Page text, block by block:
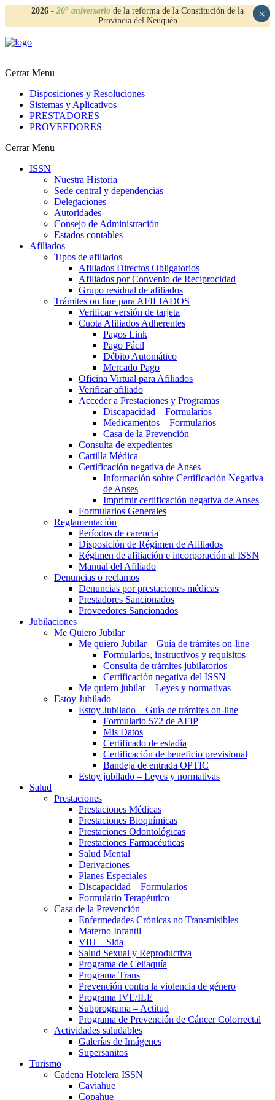
2026 - 20° aniversario de la reforma de la Constitución de la
Provincia del Neuquén
Cerrar Menu
Disposiciones y Resoluciones
Sistemas y Aplicativos
PRESTADORES
PROVEEDORES
Cerrar Menu
ISSN
Nuestra Historia
Sede central y dependencias
Delegaciones
Autoridades
Consejo de Administración
Estados contables
Afiliados
Tipos de afiliados
Afiliados Directos Obligatorios
Afiliados por Convenio de Reciprocidad
Grupo residual de afiliados
Trámites on line para AFILIADOS
Verificar versión de tarjeta
Cuota Afiliados Adherentes
Pagos Link
Pago Fácil
Débito Automático
Mercado Pago
Oficina Virtual para Afiliados
Verificar afiliado
Acceder a Prestaciones y Programas
Discapacidad – Formularios
Medicamentos – Formularios
Casa de la Prevención
Consulta de expedientes
Cartilla Médica
Certificación negativa de Anses
Información sobre Certificación Negativa
de Anses
Imprimir certificación negativa de Anses
Formularios Generales
Reglamentación
Períodos de carencia
Disposición de Régimen de Afiliados
Régimen de afiliación e incorporación al ISSN
Manual del Afiliado
Denuncias o reclamos
Denuncias por prestaciones médicas
Prestadores Sancionados
Proveedores Sancionados
Jubilaciones
Me Quiero Jubilar
Me quiero Jubilar – Guía de trámites on-line
Formularios, instructivos y requisitos
Consulta de trámites jubilatorios
Certificación negativa del ISSN
Me quiero jubilar – Leyes y normativas
Estoy Jubilado
Estoy Jubilado – Guía de trámites on-line
Formulario 572 de AFIP
Mis Datos
Certificado de estadía
Certificación de beneficio previsional
Bandeja de entrada OPTIC
Estoy jubilado – Leyes y normativas
Salud
Prestaciones
Prestaciones Médicas
Prestaciones Bioquímicas
Prestaciones Odontológicas
Prestaciones Farmacéuticas
Salud Mental
Derivaciones
Planes Especiales
Discapacidad – Formularios
Formulario Terapéutico
Casa de la Prevención
Enfermedades Crónicas no Transmisibles
Materno Infantil
VIH – Sida
Salud Sexual y Reproductiva
Programa de Celiaquía
Programa Trans
Prevención contra la violencia de género
Programa IVE/ILE
Subprograma – Actitud
Programa de Prevención de Cáncer Colorrectal
Actividades saludables
Galerías de Imágenes
Supersanitos
Turismo
Cadena Hotelera ISSN
Caviahue
Copahue
×
×
×
×